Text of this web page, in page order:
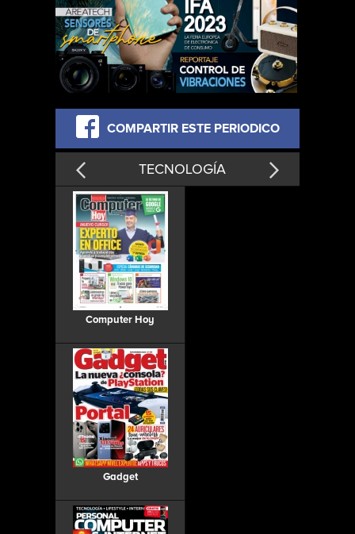
COMPARTIR ESTE PERIODICO
TECNOLOGÍA
Computer Hoy
Gadget